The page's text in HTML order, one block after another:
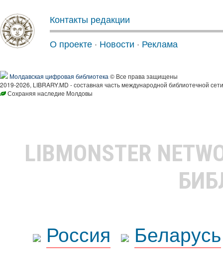
Контакты редакции
О проекте · Новости · Реклама
Молдавская цифровая библиотека © Все права защищены
2019-2026, LIBRARY.MD - составная часть международной библиотечной
Сохраняя наследие Молдовы
LIBMONSTER
Россия
Беларусь